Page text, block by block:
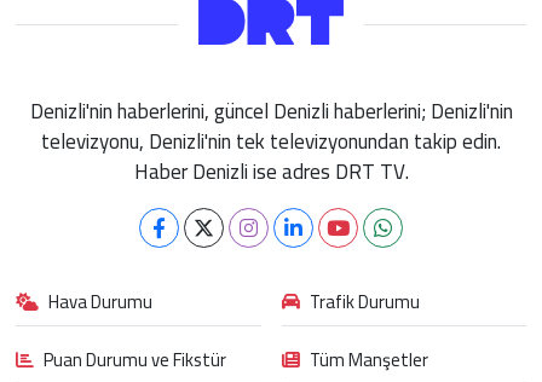
Denizli'nin haberlerini, güncel Denizli haberlerini; Denizli'nin
televizyonu, Denizli'nin tek televizyonundan takip edin.
Haber Denizli ise adres DRT TV.
Hava Durumu
Trafik Durumu
Puan Durumu ve Fikstür
Tüm Manşetler